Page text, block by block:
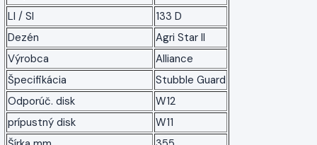
LI / SI
133 D
Dezén
Agri Star II
Výrobca
Alliance
Špecifikácia
Stubble Guard
Odporúč. disk
W12
prípustný disk
W11